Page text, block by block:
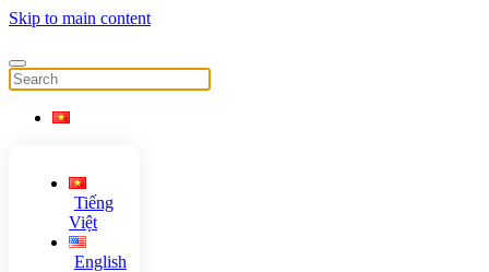
Skip to main content
Tiếng
Việt
English